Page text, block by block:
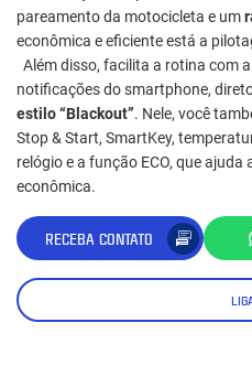
pareamento da motocicleta e um
econômica e eficiente está a
Além disso, facilita a rotina com
notificações do smartphone,
estilo “Blackout”. Nele, você
Stop & Start, SmartKey,
relógio e a função ECO, que
econômica.
RECEBA CONTATO